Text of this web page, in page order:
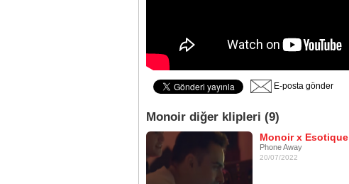
E-posta gönder
Monoir diğer klipleri (9)
Monoir x Esotique
Phone Away
20/07/2022